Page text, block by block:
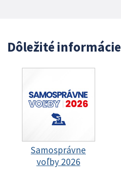
Dôležité informácie
Samosprávne
voľby 2026